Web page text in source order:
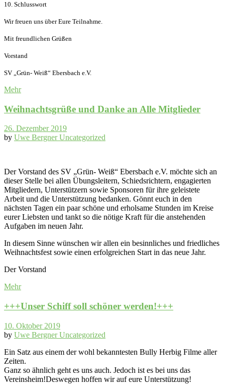
10. Schlusswort
Wir freuen uns über Eure Teilnahme.
Mit freundlichen Grüßen
Vorstand
SV „Grün- Weiß“ Ebersbach e.V.
Mehr
Weihnachtsgrüße und Danke an Alle Mitglieder
26. Dezember 2019
by Uwe BergnerUncategorized
Der Vorstand des SV „Grün- Weiß“ Ebersbach e.V. möchte sich an
dieser Stelle bei allen Übungsleitern, Schiedsrichtern, engagierten
Mitgliedern, Unterstützern sowie Sponsoren für ihre geleistete
Arbeit und die Unterstützung bedanken. Gönnt euch in den
nächsten Tagen ein paar schöne und erholsame Stunden im Kreise
eurer Liebsten und tankt so die nötige Kraft für die anstehenden
Aufgaben im neuen Jahr.
In diesem Sinne wünschen wir allen ein besinnliches und friedliches
Weihnachtsfest sowie einen erfolgreichen Start in das neue Jahr.
Der Vorstand
Mehr
+++Unser Schiff soll schöner werden!+++
10. Oktober 2019
by Uwe BergnerUncategorized
Ein Satz aus einem der wohl bekanntesten Bully Herbig Filme aller
Zeiten.
Ganz so ähnlich geht es uns auch. Jedoch ist es bei uns das
Vereinsheim!Deswegen hoffen wir auf eure Unterstützung!